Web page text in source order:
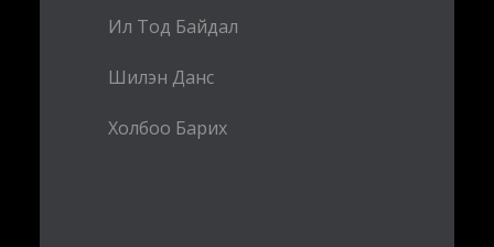
Ил Тод Байдал
Шилэн Данс
Холбоо Барих